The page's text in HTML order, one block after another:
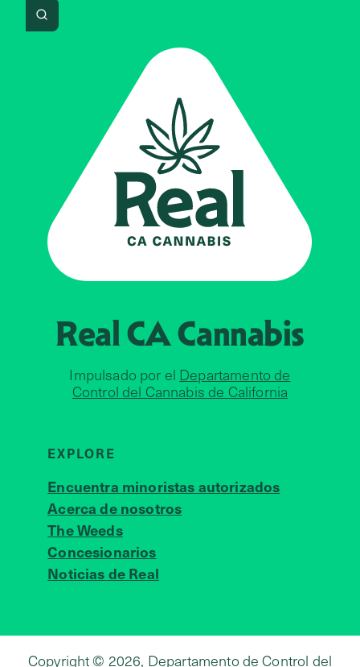
Search
Real CACannabis
Impulsado por el Departamento de
Control del Cannabis de California
EXPLORE
Encuentra minoristas autorizados
Acerca de nosotros
The Weeds
Concesionarios
Noticias de Real
Copyright © 2026, Departamento de Control del